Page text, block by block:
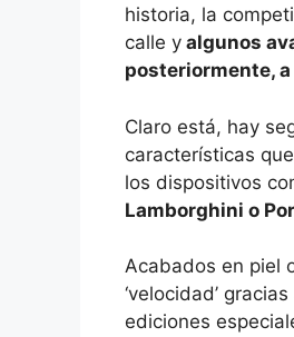
historia, la
calle y algunos
posteriormente,
Claro está, hay
características
los dispositivos
Lamborghini o
Acabados en piel
‘velocidad’
ediciones